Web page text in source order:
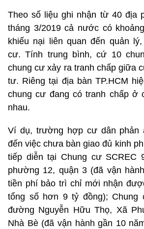
Theo số liệu ghi nhận từ 40 địa
tháng 3/2019 cả nước có
khiếu nại liên quan đến quản
cư. Tính trung bình, cứ 10
chung cư xảy ra tranh chấp giữa
tư. Riêng tại địa bàn TP.HCM
chung cư đang có tranh chấp ở
nhau.
Ví dụ, trường hợp cư dân phản
đến việc chưa bàn giao đủ kinh
tiếp diễn tại Chung cư SCREC
phường 12, quận 3 (đã vận
tiền phí bảo trì chỉ mới nhận
tổng số hơn 9 tỷ đồng); Chung
đường Nguyễn Hữu Thọ, Xã
Nhà Bè (đã vận hành gần 10